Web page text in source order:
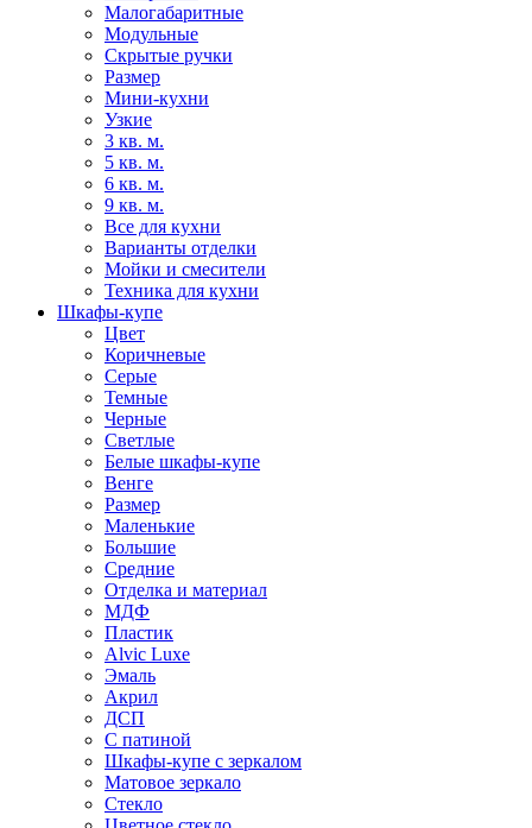
Малогабаритные
Модульные
Скрытые ручки
Размер
Мини-кухни
Узкие
3 кв. м.
5 кв. м.
6 кв. м.
9 кв. м.
Все для кухни
Варианты отделки
Мойки и смесители
Техника для кухни
Шкафы-купе
Цвет
Коричневые
Серые
Темные
Черные
Светлые
Белые шкафы-купе
Венге
Размер
Маленькие
Большие
Средние
Отделка и материал
МДФ
Пластик
Alvic Luxe
Эмаль
Акрил
ДСП
С патиной
Шкафы-купе с зеркалом
Матовое зеркало
Стекло